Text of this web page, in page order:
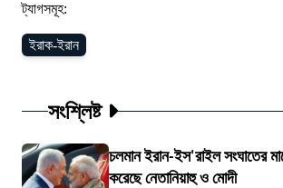
ট্যাগসমূহ:
ইরাক-ইরান
সংশ্লিষ্ট
চলমান ইরান-ইস'রাইল সংঘাতের
করেছে নেতানিয়াহু ও মোদী